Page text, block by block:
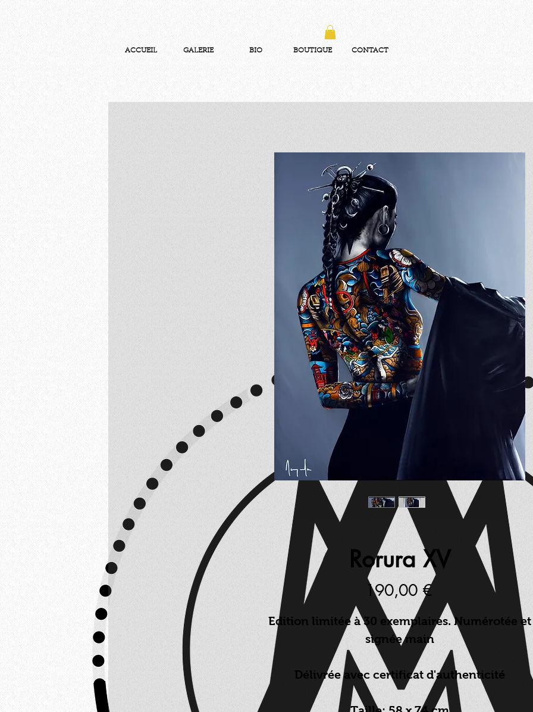
ACCUEIL GALERIE BIO BOUTIQUE CONTACT
Rorura XV
190,00 €Prix
Edition limitée à 30 exemplaires. Numérotée et
signée main
Délivrée avec certificat d'authenticité